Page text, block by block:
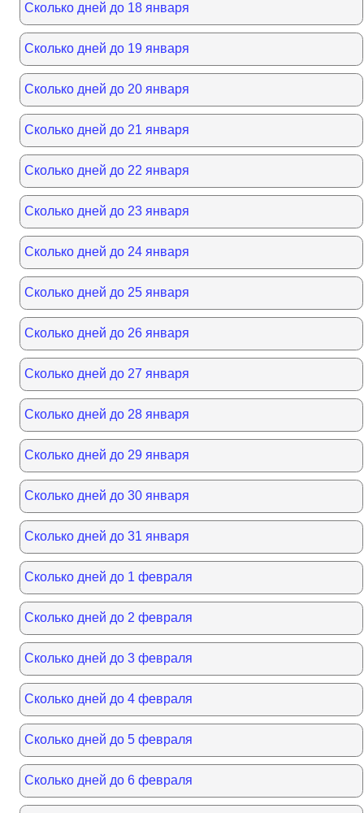
Сколько дней до 18 января
Сколько дней до 19 января
Сколько дней до 20 января
Сколько дней до 21 января
Сколько дней до 22 января
Сколько дней до 23 января
Сколько дней до 24 января
Сколько дней до 25 января
Сколько дней до 26 января
Сколько дней до 27 января
Сколько дней до 28 января
Сколько дней до 29 января
Сколько дней до 30 января
Сколько дней до 31 января
Сколько дней до 1 февраля
Сколько дней до 2 февраля
Сколько дней до 3 февраля
Сколько дней до 4 февраля
Сколько дней до 5 февраля
Сколько дней до 6 февраля